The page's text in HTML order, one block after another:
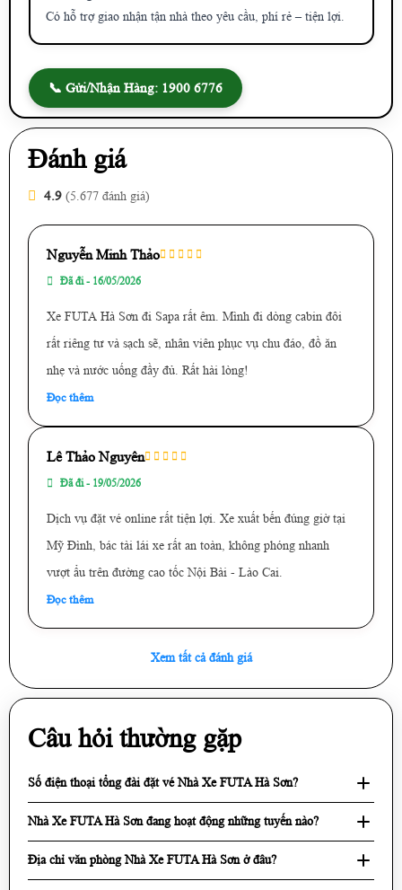
Có hỗ trợ giao nhận tận nhà theo yêu cầu, phí rẻ – tiện lợi.
📞 Gửi/Nhận Hàng: 1900 6776
Đánh giá
4.9 (5.677 đánh giá)
Nguyễn Minh Thảo
Đã đi - 16/05/2026
Xe FUTA Hà Sơn đi Sapa rất êm. Mình đi dòng cabin đôi
rất riêng tư và sạch sẽ, nhân viên phục vụ chu đáo, đồ ăn
nhẹ và nước uống đầy đủ. Rất hài lòng!
Đọc thêm
Lê Thảo Nguyên
Đã đi - 19/05/2026
Dịch vụ đặt vé online rất tiện lợi. Xe xuất bến đúng giờ tại
Mỹ Đình, bác tài lái xe rất an toàn, không phóng nhanh
vượt ẩu trên đường cao tốc Nội Bài - Lào Cai.
Đọc thêm
Xem tất cả đánh giá
Câu hỏi thường gặp
Số điện thoại tổng đài đặt vé Nhà Xe FUTA Hà Sơn?
Nhà Xe FUTA Hà Sơn đang hoạt động những tuyến nào?
Địa chỉ văn phòng Nhà Xe FUTA Hà Sơn ở đâu?